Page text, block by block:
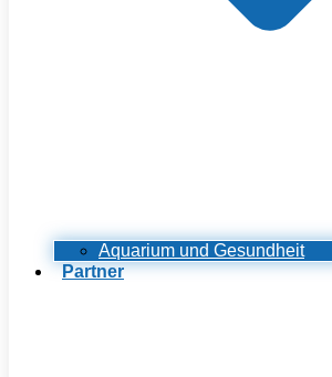
Aquarium und Gesundheit
Partner